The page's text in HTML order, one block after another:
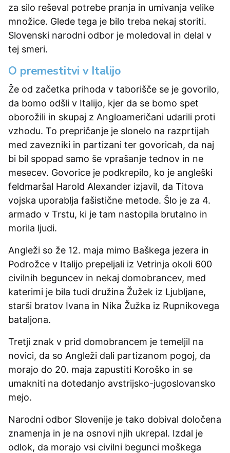
za silo reševal potrebe pranja in umivanja velike
množice. Glede tega je bilo treba nekaj storiti.
Slovenski narodni odbor je moledoval in delal v
tej smeri.
O premestitvi v Italijo
Že od začetka prihoda v taborišče se je govorilo,
da bomo odšli v Italijo, kjer da se bomo spet
oborožili in skupaj z Angloameričani udarili proti
vzhodu. To prepričanje je slonelo na razprtijah
med zavezniki in partizani ter govoricah, da naj
bi bil spopad samo še vprašanje tednov in ne
mesecev. Govorice je podkrepilo, ko je angleški
feldmaršal Harold Alexander izjavil, da Titova
vojska uporablja fašistične metode. Šlo je za 4.
armado v Trstu, ki je tam nastopila brutalno in
morila ljudi.
Angleži so že 12. maja mimo Baškega jezera in
Podrožce v Italijo prepeljali iz Vetrinja okoli 600
civilnih beguncev in nekaj domobrancev, med
katerimi je bila tudi družina Žužek iz Ljubljane,
starši bratov Ivana in Nika Žužka iz Rupnikovega
bataljona.
Tretji znak v prid domobrancem je temeljil na
novici, da so Angleži dali partizanom pogoj, da
morajo do 20. maja zapustiti Koroško in se
umakniti na dotedanjo avstrijsko-jugoslovansko
mejo.
Narodni odbor Slovenije je tako dobival določena
znamenja in je na osnovi njih ukrepal. Izdal je
odlok, da morajo vsi civilni begunci moškega